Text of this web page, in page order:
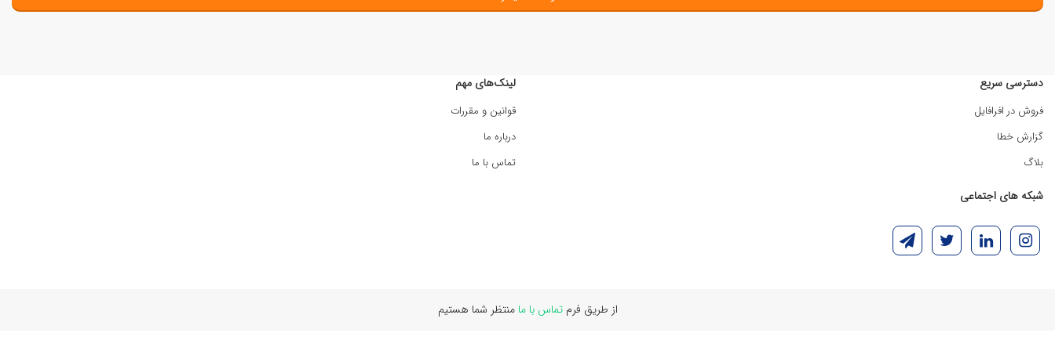
دسترسی سریع
فروش در افرافایل
گزارش خطا
بلاگ
لینک‌های مهم
قوانین و مقررات
درباره ما
تماس با ما
شبکه های اجتماعی
از طریق فرمتماس با ما منتظر شما هستیم